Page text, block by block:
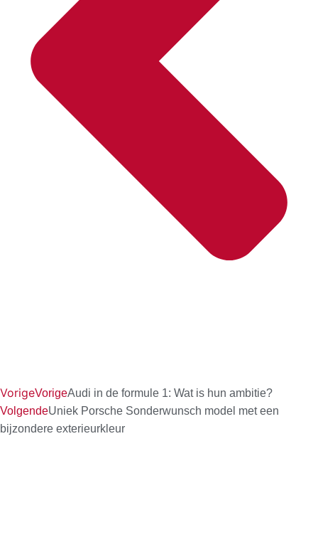
VorigeVorigeAudi in de formule 1: Wat is hun ambitie?
VolgendeUniek Porsche Sonderwunsch model met een
bijzondere exterieurkleur